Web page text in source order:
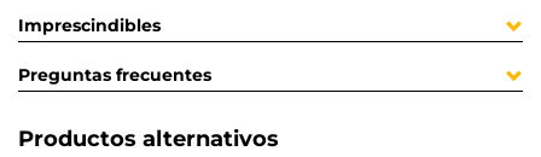
Imprescindibles
Preguntas frecuentes
Productos alternativos